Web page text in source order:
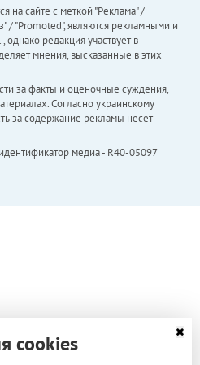
на сайте с меткой "Реклама" /
/ "Promoted", являются рекламными и
редакция участвует в
мнения, высказанные в этих
за факты и оценочные суждения,
Согласно украинскому
за содержание рекламы несет
медиа - R40-05097
cookies